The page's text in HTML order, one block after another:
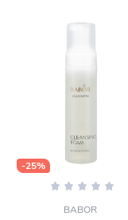
-25%
BABOR